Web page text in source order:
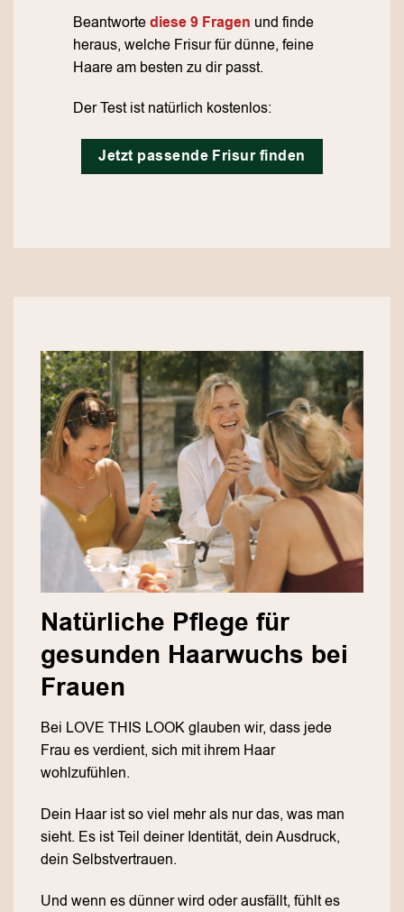
Beantwortediese 9 Fragen und finde
heraus, welche Frisur für dünne, feine
Haare am besten zu dir passt.
Der Test ist natürlich kostenlos:
Jetzt passende Frisur finden
Natürliche Pflege für
gesunden Haarwuchs bei
Frauen
Bei LOVE THIS LOOK glauben wir, dass jede
Frau es verdient, sich mit ihrem Haar
wohlzufühlen.
Dein Haar ist so viel mehr als nur das, was man
sieht. Es ist Teil deiner Identität, dein Ausdruck,
dein Selbstvertrauen.
Und wenn es dünner wird oder ausfällt, fühlt es